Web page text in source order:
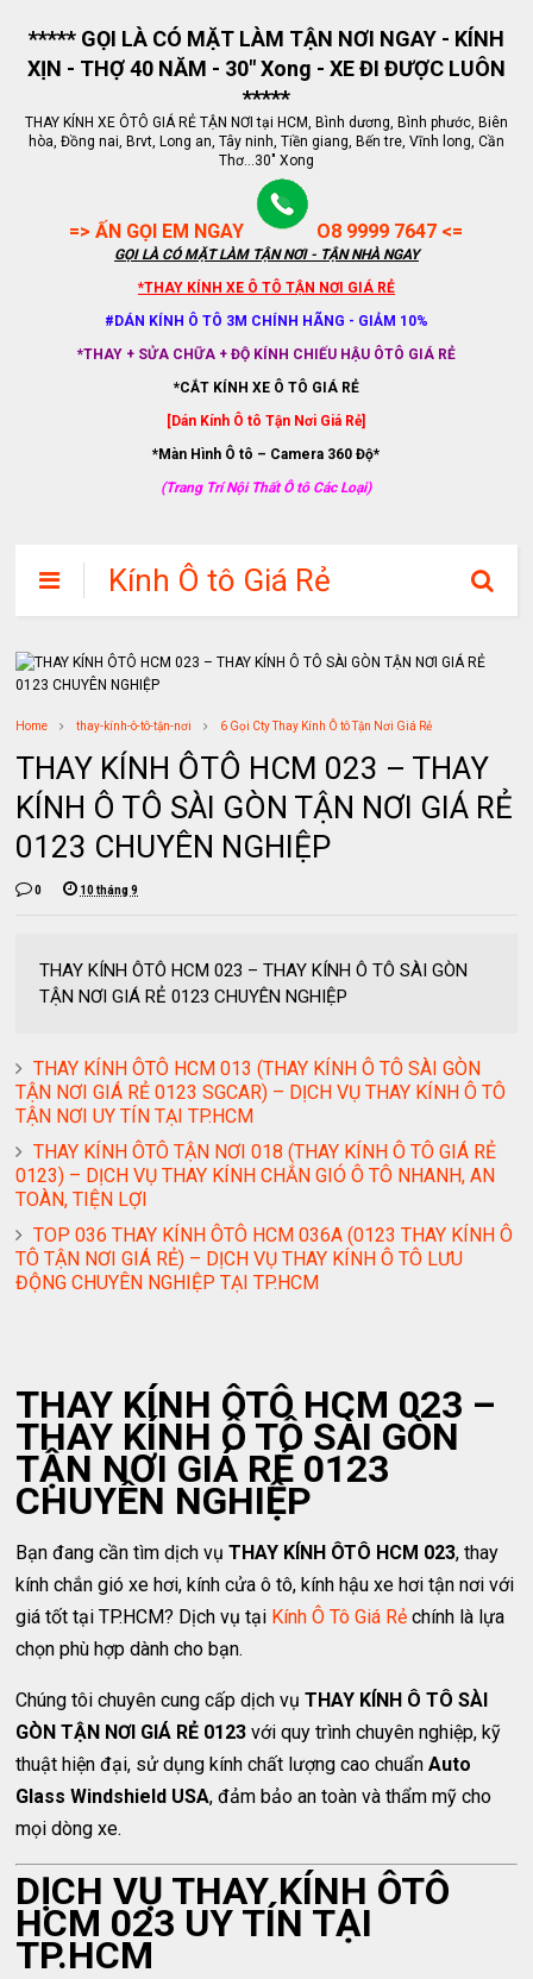
***** GỌI LÀ CÓ MẶT LÀM TẬN NƠI NGAY - KÍNH
XỊN - THỢ 40 NĂM - 30" Xong - XE ĐI ĐƯỢC LUÔN
*****
THAY KÍNH XE ÔTÔ GIÁ RẺ TẬN NƠI tại HCM, Bình dương, Bình phước, Biên
hòa, Đồng nai, Brvt, Long an, Tây ninh, Tiền giang, Bến tre, Vĩnh long, Cần
Thơ...30" Xong
=> ẤN GỌI EM NGAY O8 9999 7647 <=
GỌI LÀ CÓ MẶT LÀM TẬN NƠI - TẬN NHÀ NGAY
*THAY KÍNH XE Ô TÔ TẬN NƠI GIÁ RẺ
#DÁN KÍNH Ô TÔ 3M CHÍNH HÃNG - GIẢM 10%
*THAY + SỬA CHỮA + ĐỘ KÍNH CHIẾU HẬU ÔTÔ GIÁ RẺ
*CẮT KÍNH XE Ô TÔ GIÁ RẺ
[Dán Kính Ô tô Tận Nơi Giá Rẻ]
*Màn Hình Ô tô – Camera 360 Độ*
(Trang Trí Nội Thất Ô tô Các Loại)
Kính Ô tô Giá Rẻ
Home thay-kính-ô-tô-tận-nơi 6 Gọi Cty Thay Kính Ô tô Tận Nơi Giá Rẻ
THAY KÍNH ÔTÔ HCM 023 – THAY
KÍNH Ô TÔ SÀI GÒN TẬN NƠI GIÁ RẺ
0123 CHUYÊN NGHIỆP
0 10 tháng 9
THAY KÍNH ÔTÔ HCM 023 – THAY KÍNH Ô TÔ SÀI GÒN
TẬN NƠI GIÁ RẺ 0123 CHUYÊN NGHIỆP
THAY KÍNH ÔTÔ HCM 013 (THAY KÍNH Ô TÔ SÀI GÒN
TẬN NƠI GIÁ RẺ 0123 SGCAR) – DỊCH VỤ THAY KÍNH Ô TÔ
TẬN NƠI UY TÍN TẠI TP.HCM
THAY KÍNH ÔTÔ TẬN NƠI 018 (THAY KÍNH Ô TÔ GIÁ RẺ
0123) – DỊCH VỤ THAY KÍNH CHẮN GIÓ Ô TÔ NHANH, AN
TOÀN, TIỆN LỢI
TOP 036 THAY KÍNH ÔTÔ HCM 036A (0123 THAY KÍNH Ô
TÔ TẬN NƠI GIÁ RẺ) – DỊCH VỤ THAY KÍNH Ô TÔ LƯU
ĐỘNG CHUYÊN NGHIỆP TẠI TP.HCM
THAY KÍNH ÔTÔ HCM 023 –
THAY KÍNH Ô TÔ SÀI GÒN
TẬN NƠI GIÁ RẺ 0123
CHUYÊN NGHIỆP
Bạn đang cần tìm dịch vụTHAY KÍNH ÔTÔ HCM 023, thay
kính chắn gió xe hơi, kính cửa ô tô, kính hậu xe hơi tận nơi với
giá tốt tại TP.HCM? Dịch vụ tại Kính Ô Tô Giá Rẻ chính là lựa
chọn phù hợp dành cho bạn.
Chúng tôi chuyên cung cấp dịch vụTHAY KÍNH Ô TÔ SÀI
GÒN TẬN NƠI GIÁ RẺ 0123 với quy trình chuyên nghiệp, kỹ
thuật hiện đại, sử dụng kính chất lượng cao chuẩnAuto
Glass Windshield USA, đảm bảo an toàn và thẩm mỹ cho
mọi dòng xe.
DỊCH VỤ THAY KÍNH ÔTÔ
HCM 023 UY TÍN TẠI
TP.HCM